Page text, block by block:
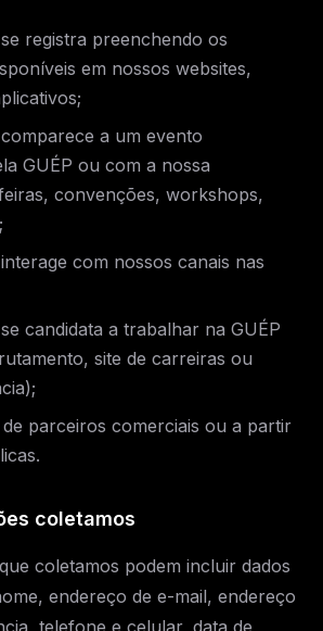
registra preenchendo os
em nossos websites,
a um evento
GUÉP ou com a nossa
convenções, workshops,
com nossos canais nas
candidata a trabalhar na GUÉP
site de carreiras ou
parceiros comerciais ou a partir
coletamos
coletamos podem incluir dados
endereço de e-mail, endereço
telefone e celular, data de